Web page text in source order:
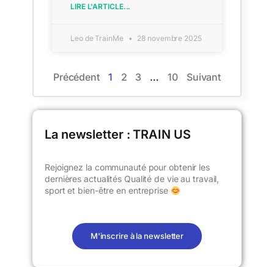
LIRE L'ARTICLE...
Leo de TrainMe 28 novembre 2025
Précédent 1 2 3 … 10 Suivant
La newsletter : TRAIN US​
Rejoignez la communauté pour obtenir les
dernières actualités Qualité de vie au travail,
sport et bien-être en entreprise
M'inscrire à la newsletter